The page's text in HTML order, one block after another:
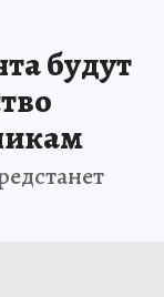
будут